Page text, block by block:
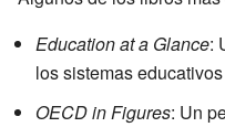
Education at a Glance:
los sistemas
OECD in Figures: Un